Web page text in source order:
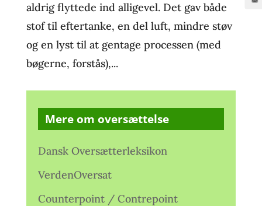
aldrig flyttede ind alligevel. Det gav både
stof til eftertanke, en del luft, mindre støv
og en lyst til at gentage processen (med
bøgerne, forstås),...
Mere om oversættelse
Dansk Oversætterleksikon
VerdenOversat
Counterpoint / Contrepoint